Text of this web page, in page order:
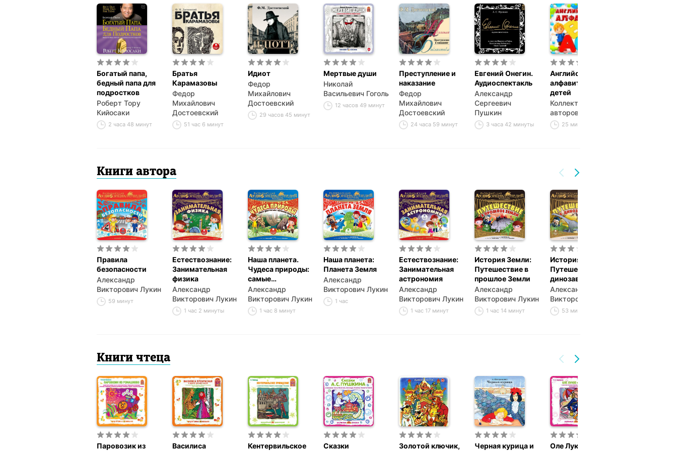
Богатый папа,
бедный папа для
подростков
Роберт Тору
Кийосаки
2 часа 48 минут
Братья
Карамазовы
Федор
Михайлович
Достоевский
51 час 6 минут
Идиот
Федор
Михайлович
Достоевский
29 часов 45 минут
Мертвые души
Николай
Васильевич Гоголь
12 часов 49 минут
Преступление и
наказание
Федор
Михайлович
Достоевский
24 часа 59 минут
Евгений Онегин.
Аудиоспектакль
Александр
Сергеевич
Пушкин
3 часа 42 минуты
Английский
алфавит для
детей
Коллектив
авторов
25 минут
Книги автора
Правила
безопасности
Александр
Викторович Лукин
59 минут
Естествознание:
Занимательная
физика
Александр
Викторович Лукин
1 час 2 минуты
Наша планета.
Чудеса природы:
самые
удивительные
обитатели Земли
Александр
Викторович Лукин
1 час 8 минут
Наша планета:
Планета Земля
Александр
Викторович Лукин
1 час
Естествознание:
Занимательная
астрономия
Александр
Викторович Лукин
1 час 17 минут
История Земли:
Путешествие в
прошлое Земли
Александр
Викторович Лукин
1 час 14 минут
История Земли:
Путешествие к
динозаврам
Александр
Викторович Лукин
53 минуты
Книги чтеца
Паровозик из Василиса Кентервильское Сказки Золотой ключик, Черная курица и Оле Лукое.